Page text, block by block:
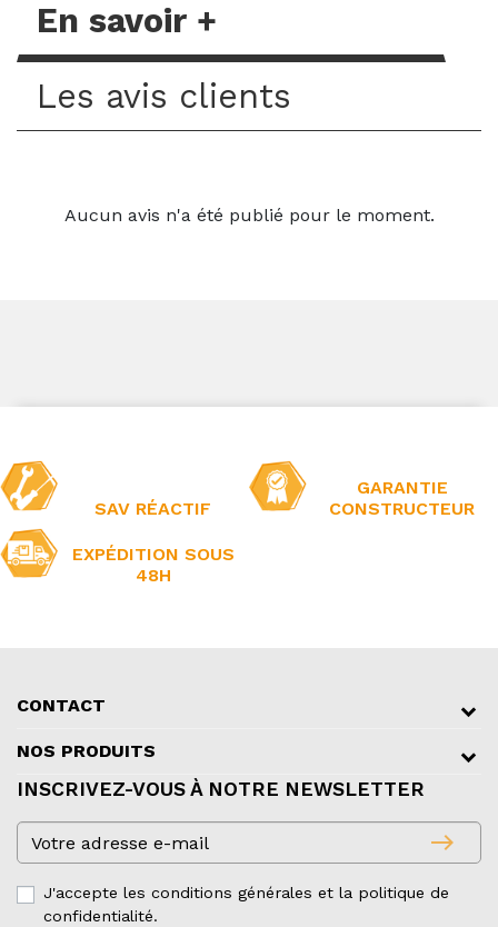
En savoir +
Les avis clients
Aucun avis n'a été publié pour le moment.
SAV RÉACTIF
GARANTIE
CONSTRUCTEUR
EXPÉDITION SOUS
48H
CONTACT
NOS PRODUITS
INSCRIVEZ-VOUS À NOTRE NEWSLETTER
east
J'accepte les conditions générales et la politique de
confidentialité.